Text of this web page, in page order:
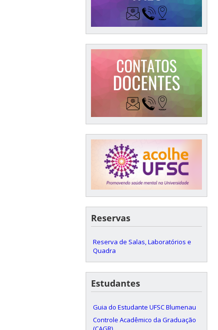
Reservas
Reserva de Salas, Laboratórios e
Quadra
Estudantes
Guia do Estudante UFSC Blumenau
Controle Acadêmico da Graduação